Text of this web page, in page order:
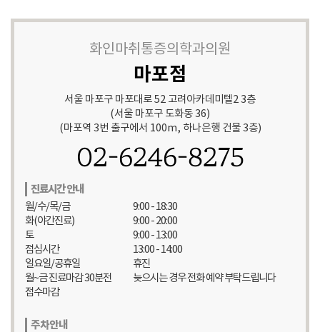
화인마취통증의학과의원
마포점
서울 마포구 마포대로 52 고려아카데미텔2 3층
(서울 마포구 도화동 36)
(마포역 3번 출구에서 100m, 하나은행 건물 3층)
02-6246-8275
진료시간 안내
월/수/목/금
화(야간진료)
토
점심시간
일요일/공휴일
월~금 진료마감 30분전
접수마감
9:00 - 18:30
9:00 - 20:00
9:00 - 13:00
13:00 - 14:00
휴진
늦으시는 경우 전화 예약 부탁드립니다
주차안내